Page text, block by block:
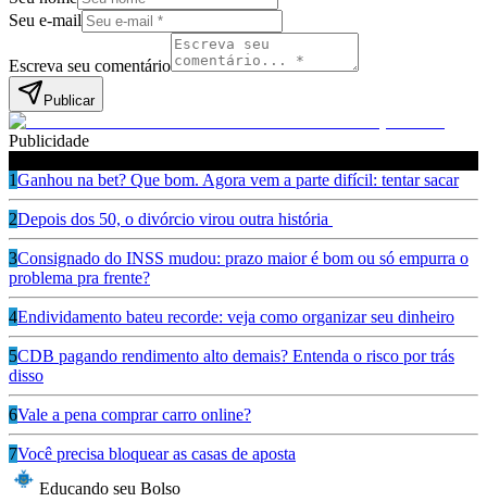
Seu e-mail
Escreva seu comentário
Publicar
Publicidade
1Ganhou na bet? Que bom. Agora vem a parte difícil: tentar sacar
2Depois dos 50, o divórcio virou outra história
3Consignado do INSS mudou: prazo maior é bom ou só empurra o
problema pra frente?
4Endividamento bateu recorde: veja como organizar seu dinheiro
5CDB pagando rendimento alto demais? Entenda o risco por trás
disso
6Vale a pena comprar carro online?
7Você precisa bloquear as casas de aposta
Educando seu Bolso